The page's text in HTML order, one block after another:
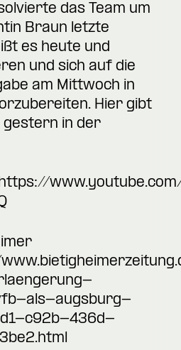
das Team um
Braun letzte
es heute und
und sich auf die
am Mittwoch in
Hier gibt
gestern in der
als-augsburg-
c92b-436d-